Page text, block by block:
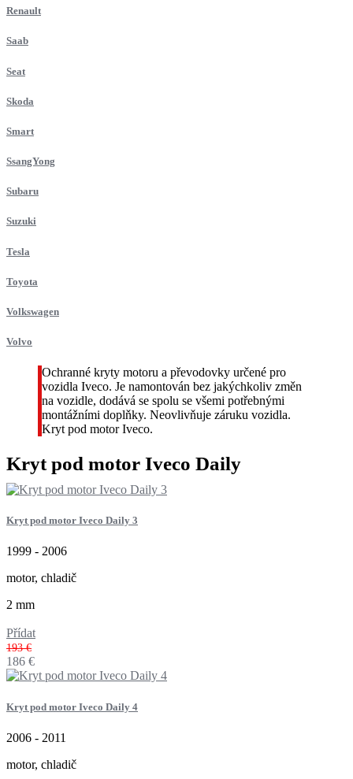
Renault
Saab
Seat
Skoda
Smart
SsangYong
Subaru
Suzuki
Tesla
Toyota
Volkswagen
Volvo
Ochranné kryty motoru a převodovky určené pro
vozidla Iveco. Je namontován bez jakýchkoliv změn
na vozidle, dodává se spolu se všemi potřebnými
montážními doplňky. Neovlivňuje záruku vozidla.
Kryt pod motor Iveco.
Kryt pod motor Iveco Daily
Kryt pod motor Iveco Daily 3
1999 - 2006
motor, chladič
2 mm
Přídat
193 €
186 €
Kryt pod motor Iveco Daily 4
2006 - 2011
motor, chladič